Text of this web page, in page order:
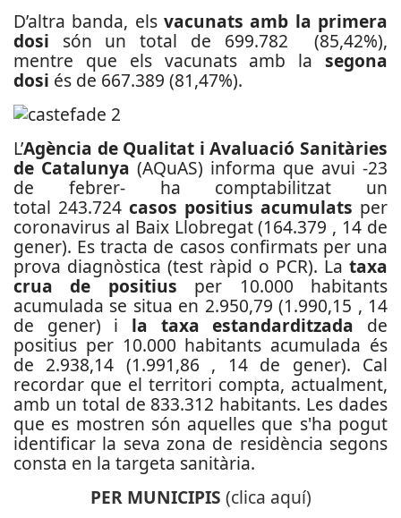
D’altra banda, els vacunats amb la primera
dosi són un total de 699.782 (85,42%),
mentre que els vacunats amb la segona
dosi és de 667.389 (81,47%).
L’Agència de Qualitat i Avaluació Sanitàries
de Catalunya (AQuAS) informa que avui -23
de febrer- ha comptabilitzat un
total 243.724 casos positius acumulats per
coronavirus al Baix Llobregat (164.379 , 14 de
gener). Es tracta de casos confirmats per una
prova diagnòstica (test ràpid o PCR). La taxa
crua de positius per 10.000 habitants
acumulada se situa en 2.950,79 (1.990,15 , 14
de gener) i la taxa estandarditzada de
positius per 10.000 habitants acumulada és
de 2.938,14 (1.991,86 , 14 de gener). Cal
recordar que el territori compta, actualment,
amb un total de 833.312 habitants. Les dades
que es mostren són aquelles que s'ha pogut
identificar la seva zona de residència segons
consta en la targeta sanitària.
PER MUNICIPIS (clica aquí)